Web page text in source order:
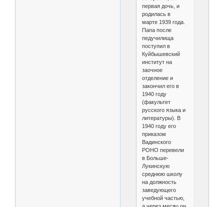
первая дочь, и
родилась в
марте 1939 года.
Папа после
педучилища
поступил в
Куйбышевский
институт на
заочное
отделение и
закончил его в
1940 году
(факультет
русского языка и
литературы). В
1940 году его
приказом
Вадинского
РОНО перевели
в Больше-
Лукинскую
среднюю школу
на должность
заведующего
учебной частью,